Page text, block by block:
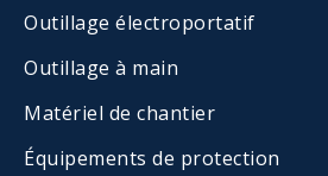
Outillage électroportatif
Outillage à main
Matériel de chantier
Équipements de protection